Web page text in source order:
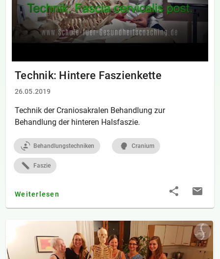
Technik: Hintere Faszienkette
26.05.2019
Technik der Craniosakralen Behandlung zur
Behandlung der hinteren Halsfaszie.
Behandlungstechniken Cranium
Faszie
Weiterlesen